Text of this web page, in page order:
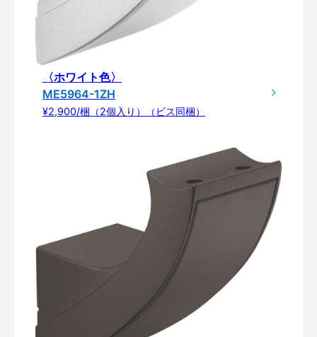
〈ホワイト色〉
ME5964-1ZH
¥2,900/梱（2個入り）（ビス同梱）